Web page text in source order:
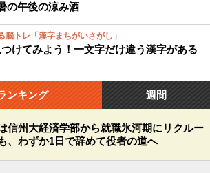
の午後の涼み酒
脳トレ「漢字まちがいさがし」
けてみよう！一文字だけ違う漢字がある
ンキング 週間
信州大経済学部から就職氷河期にリクルー
、わずか1日で辞めて役者の道へ